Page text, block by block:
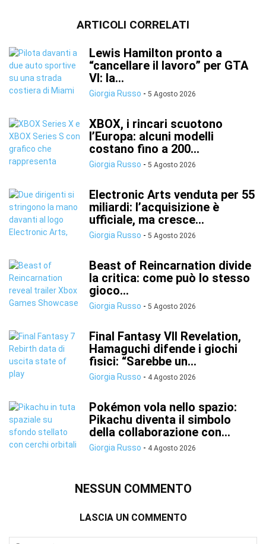
ARTICOLI CORRELATI
Lewis Hamilton pronto a
“cancellare il lavoro” per GTA
VI: la...
Giorgia Russo - 5 Agosto 2026
XBOX, i rincari scuotono
l’Europa: alcuni modelli
costano fino a 200...
Giorgia Russo - 5 Agosto 2026
Electronic Arts venduta per 55
miliardi: l’acquisizione è
ufficiale, ma cresce...
Giorgia Russo - 5 Agosto 2026
Beast of Reincarnation divide
la critica: come può lo stesso
gioco...
Giorgia Russo - 5 Agosto 2026
Final Fantasy VII Revelation,
Hamaguchi difende i giochi
fisici: “Sarebbe un...
Giorgia Russo - 4 Agosto 2026
Pokémon vola nello spazio:
Pikachu diventa il simbolo
della collaborazione con...
Giorgia Russo - 4 Agosto 2026
NESSUN COMMENTO
LASCIA UN COMMENTO